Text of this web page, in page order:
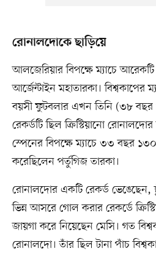
রোনালদোকে ছাড়িয়ে
আলজেরিয়ার বিপক্ষে ম্যাচে
আর্জেন্টাইন মহাতারকা। বিশ্বকাপের
বয়সী ফুটবলার এখন তিনি (৩৮
রেকর্ডটি ছিল ক্রিস্টিয়ানো
স্পেনের বিপক্ষে ম্যাচে ৩৩ বছর ১৩০
করেছিলেন পর্তুগিজ তারকা।
রোনালদোর একটি রেকর্ড ভেঙেছেন,
ভিন্ন আসরে গোল করার রেকর্ডে
জায়গা করে নিয়েছেন মেসি। গত
রোনালদো। তাঁর ছিল টানা পাঁচ